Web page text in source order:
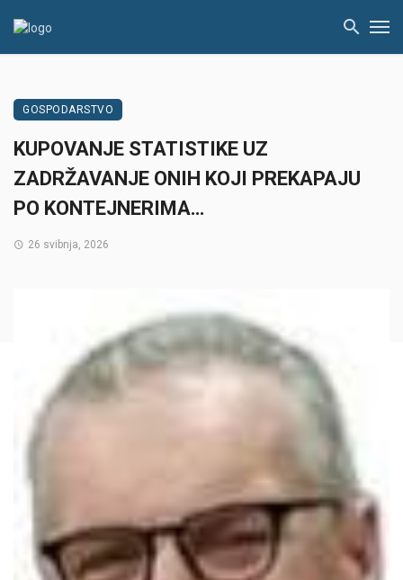
GOSPODARSTVO
KUPOVANJE STATISTIKE UZ
ZADRŽAVANJE ONIH KOJI PREKAPAJU
PO KONTEJNERIMA…
26 svibnja, 2026